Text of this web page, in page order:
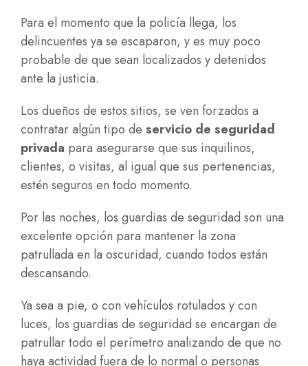
Para el momento que la policía llega, los
delincuentes ya se escaparon, y es muy poco
probable de que sean localizados y detenidos
ante la justicia.
Los dueños de estos sitios, se ven forzados a
contratar algún tipo de servicio de seguridad
privada para asegurarse que sus inquilinos,
clientes, o visitas, al igual que sus pertenencias,
estén seguros en todo momento.
Por las noches, los guardias de seguridad son una
excelente opción para mantener la zona
patrullada en la oscuridad, cuando todos están
descansando.
Ya sea a pie, o con vehículos rotulados y con
luces, los guardias de seguridad se encargan de
patrullar todo el perímetro analizando de que no
haya actividad fuera de lo normal o personas